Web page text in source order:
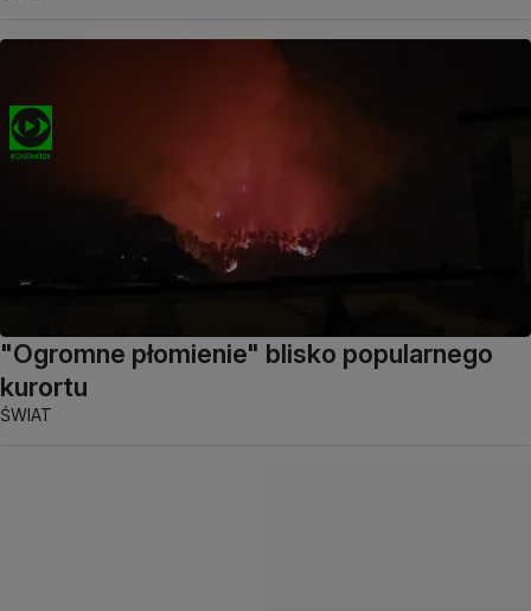
"Ogromne płomienie" blisko popularnego
kurortu
ŚWIAT